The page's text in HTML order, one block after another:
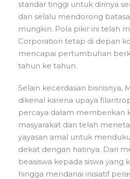
standar tinggi untuk dirinya
dan selalu mendorong
mungkin. Pola pikir ini telah
Corporation tetap di depan
mencapai pertumbuhan
tahun ke tahun.
Selain kecerdasan bisnisnya,
dikenal karena upaya
percaya dalam memberikan
masyarakat dan telah
yayasan amal untuk
dekat dengan hatinya. Dari
beasiswa kepada siswa yang
hingga mendanai inisiatif